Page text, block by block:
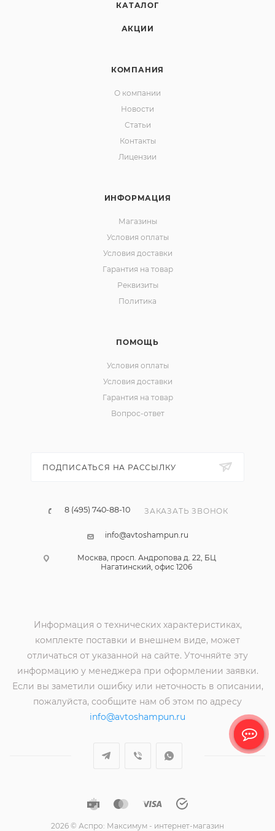
КАТАЛОГ
АКЦИИ
КОМПАНИЯ
О компании
Новости
Статьи
Контакты
Лицензии
ИНФОРМАЦИЯ
Магазины
Условия оплаты
Условия доставки
Гарантия на товар
Реквизиты
Политика
ПОМОЩЬ
Условия оплаты
Условия доставки
Гарантия на товар
Вопрос-ответ
ПОДПИСАТЬСЯ НА РАССЫЛКУ
8 (495) 740-88-10 ЗАКАЗАТЬ ЗВОНОК
info@avtoshampun.ru
Москва, просп. Андропова д. 22, БЦ
Нагатинский, офис 1206
Информация о технических характеристиках,
комплекте поставки и внешнем виде, может
отличаться от указанной на сайте. Уточняйте эту
информацию у менеджера при оформлении заявки.
Если вы заметили ошибку или неточность в описании,
пожалуйста, сообщите нам об этом по адресу
info@avtoshampun.ru
2026 © Аспро: Максимум - интернет-магазин